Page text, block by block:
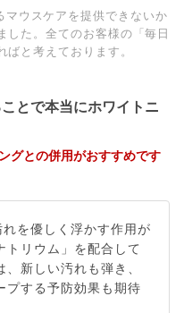
マウスケアを提供できないか
した。全てのお客様の「毎日
と考えております。
とで本当にホワイトニ
グとの併用がおすすめです
を優しく浮かす作用が
トリウム」を配合して
新しい汚れも弾き、
プする予防効果も期待